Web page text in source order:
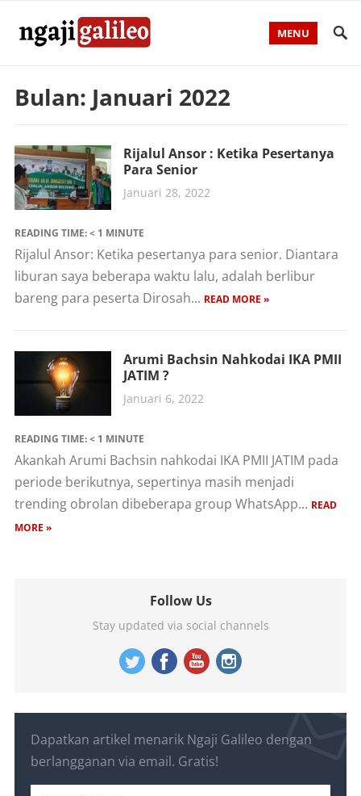
MENU
Bulan: Januari 2022
Rijalul Ansor : Ketika Pesertanya
Para Senior
Januari 28, 2022
READING TIME:< 1 MINUTE
Rijalul Ansor: Ketika pesertanya para senior. Diantara
liburan saya beberapa waktu lalu, adalah berlibur
bareng para peserta Dirosah... READ MORE »
Arumi Bachsin Nahkodai IKA PMII
JATIM ?
Januari 6, 2022
READING TIME:< 1 MINUTE
Akankah Arumi Bachsin nahkodai IKA PMII JATIM pada
periode berikutnya, sepertinya masih menjadi
trending obrolan dibeberapa group WhatsApp... READ
MORE »
Follow Us
Stay updated via social channels
Dapatkan artikel menarik Ngaji Galileo dengan
berlangganan via email. Gratis!